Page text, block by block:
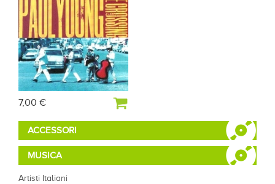
7,00 €
ACCESSORI
MUSICA
Artisti Italiani